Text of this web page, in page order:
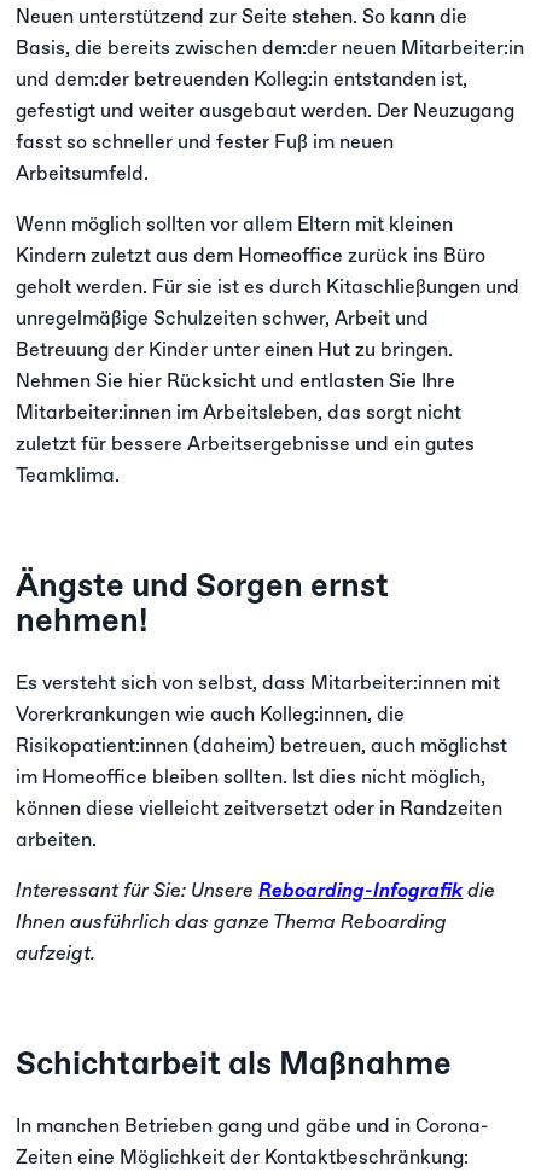
Neuen unterstützend zur Seite stehen. So kann die
Basis, die bereits zwischen dem:der neuen Mitarbeiter:in
und dem:der betreuenden Kolleg:in entstanden ist,
gefestigt und weiter ausgebaut werden. Der Neuzugang
fasst so schneller und fester Fuß im neuen
Arbeitsumfeld.
Wenn möglich sollten vor allem Eltern mit kleinen
Kindern zuletzt aus dem Homeoffice zurück ins Büro
geholt werden. Für sie ist es durch Kitaschließungen und
unregelmäßige Schulzeiten schwer, Arbeit und
Betreuung der Kinder unter einen Hut zu bringen.
Nehmen Sie hier Rücksicht und entlasten Sie Ihre
Mitarbeiter:innen im Arbeitsleben, das sorgt nicht
zuletzt für bessere Arbeitsergebnisse und ein gutes
Teamklima.
Ängste und Sorgen ernst
nehmen!
Es versteht sich von selbst, dass Mitarbeiter:innen mit
Vorerkrankungen wie auch Kolleg:innen, die
Risikopatient:innen (daheim) betreuen, auch möglichst
im Homeoffice bleiben sollten. Ist dies nicht möglich,
können diese vielleicht zeitversetzt oder in Randzeiten
arbeiten.
Interessant für Sie: UnsereReboarding-Infografikdie
Ihnen ausführlich das ganze Thema Reboarding
aufzeigt.
Schichtarbeit als Maßnahme
In manchen Betrieben gang und gäbe und in Corona-
Zeiten eine Möglichkeit der Kontaktbeschränkung: